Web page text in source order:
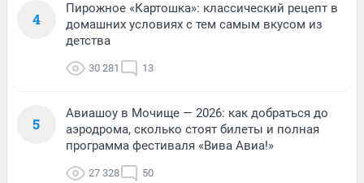
4
Пирожное «Картошка»: классический рецепт в
домашних условиях с тем самым вкусом из
детства
30 281 13
5
Авиашоу в Мочище — 2026: как добраться до
аэродрома, сколько стоят билеты и полная
программа фестиваля «Вива Авиа!»
27 328 50